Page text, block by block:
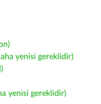
yenisi gereklidir)
yenisi gereklidir)